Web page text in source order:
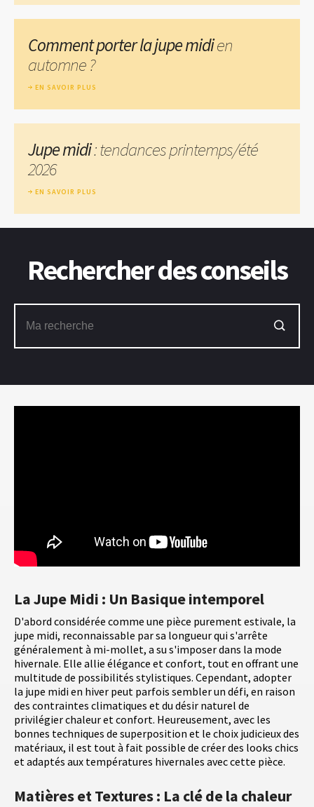
La Jupe Midi : Un Basique intemporel
D'abord considérée comme une pièce purement estivale, la
jupe midi, reconnaissable par sa longueur qui s'arrête
généralement à mi-mollet, a su s'imposer dans la mode
hivernale. Elle allie élégance et confort, tout en offrant une
multitude de possibilités stylistiques. Cependant, adopter
la jupe midi en hiver peut parfois sembler un défi, en raison
des contraintes climatiques et du désir naturel de
privilégier chaleur et confort. Heureusement, avec les
bonnes techniques de superposition et le choix judicieux des
matériaux, il est tout à fait possible de créer des looks chics
et adaptés aux températures hivernales avec cette pièce.
Matières et Textures : La clé de la chaleur
Comment porter la jupe midien
automne ?
EN SAVOIR PLUS
Jupe midi: tendances printemps/été
2026
EN SAVOIR PLUS
Rechercher des conseils